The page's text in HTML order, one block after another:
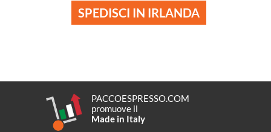
SPEDISCI IN IRLANDA
PACCOESPRESSO.COM
promuove il
Made in Italy